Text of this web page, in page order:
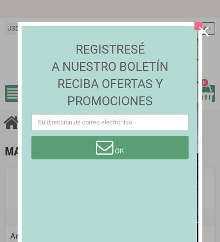
USD $
view_headline
personIniciar sesión
0
Marcas
MARCAS
Andro - Tu marca definitiva de tenis de mesa
close
REGISTRESÉ
A NUESTRO BOLETÍN
RECIBA OFERTAS Y
PROMOCIONES
OK